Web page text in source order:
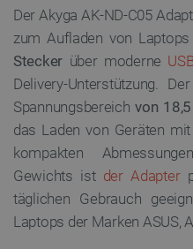
Der Akyga AK-ND-C05
zum Aufladen von
Stecker über moderne
Delivery-Unterstützung.
Spannungsbereichvon
das Laden von Geräten
kompakten
Gewichts ist der Adapter
täglichen Gebrauch
Laptops der Marken ASUS,